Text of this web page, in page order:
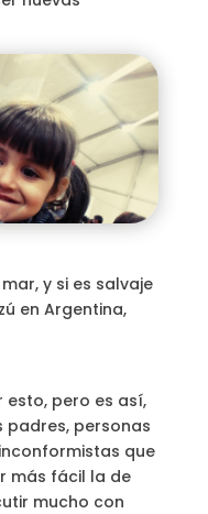
y si es salvaje
en Argentina,
pero es así,
personas
que
más fácil la de
mucho con